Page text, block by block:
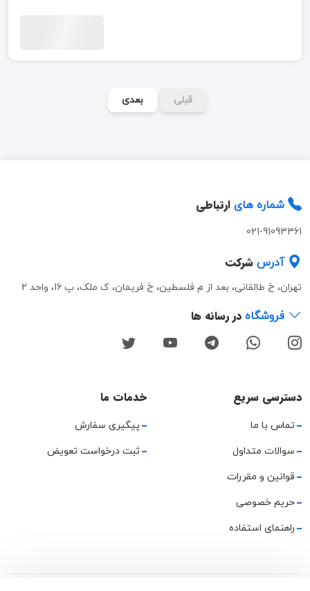
قبلی بعدی
شماره های ارتباطی
021-91093361
آدرس شرکت
تهران، خ طالقانی، بعد از م فلسطین، خ فریمان، ک ملک، پ 16، واحد 2
فروشگاه در رسانه ها
دسترسی سریع
تماس با ما
سوالات متداول
قوانین و مقررات
حریم خصوصی
راهنمای استفاده
خدمات ما
پیگیری سفارش
ثبت درخواست تعویض